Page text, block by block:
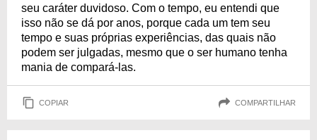
seu caráter duvidoso. Com o tempo, eu entendi que
isso não se dá por anos, porque cada um tem seu
tempo e suas próprias experiências, das quais não
podem ser julgadas, mesmo que o ser humano tenha
mania de compará-las.
COPIAR COMPARTILHAR